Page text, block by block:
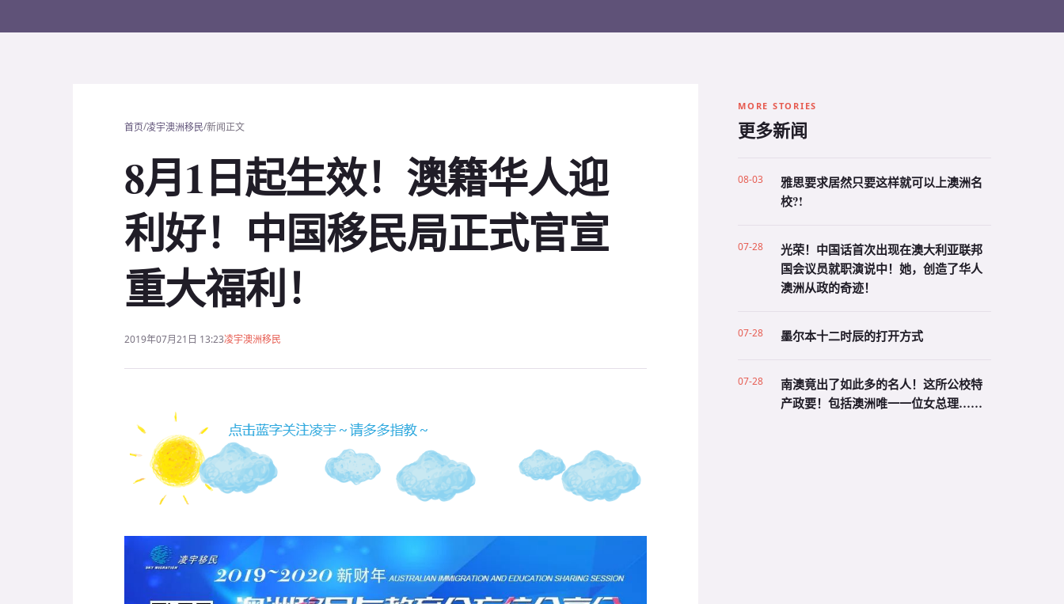
首页/凌宇澳洲移民/新闻正文
8月1日起生效！澳籍华人迎
利好！中国移民局正式官宣
重大福利！
2019年07月21日 13:23凌宇澳洲移民
MORE STORIES
更多新闻
08-03
雅思要求居然只要这样就可以上澳洲名
校?!
07-28
光荣！中国话首次出现在澳大利亚联邦
国会议员就职演说中！她，创造了华人
澳洲从政的奇迹！
07-28 墨尔本十二时辰的打开方式
07-28
南澳竟出了如此多的名人！这所公校特
产政要！包括澳洲唯一一位女总理……